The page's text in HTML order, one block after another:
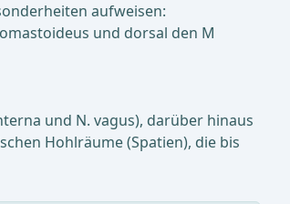
aufweisen:
und dorsal den M
und N. vagus), darüber hinaus
Hohlräume (Spatien), die bis